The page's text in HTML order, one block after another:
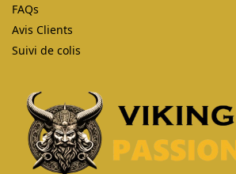
FAQs
Avis Clients
Suivi de colis